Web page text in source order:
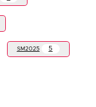
SM2025 5